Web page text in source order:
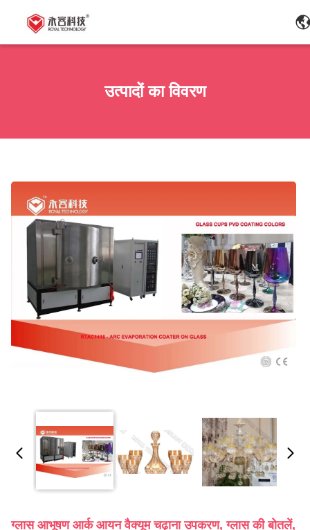
उत्पादों का विवरण
ग्लास आभूषण आर्क आयन वैक्यूम चढ़ाना उपकरण, ग्लास की बोतलें,